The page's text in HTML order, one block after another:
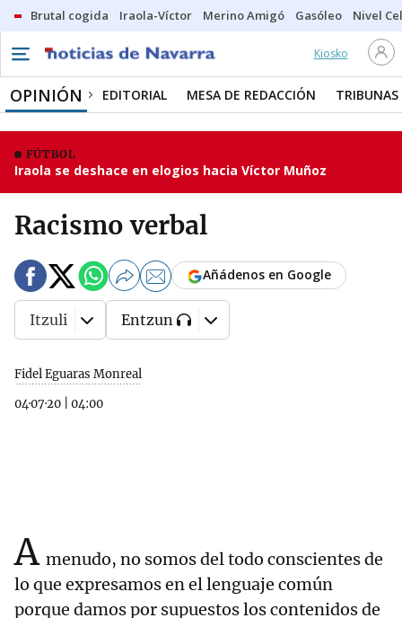
Brutal cogida Iraola-Víctor Merino Amigó Gasóleo Nivel
Kiosko
OPINIÓN EDITORIAL MESA DE REDACCIÓN TRIBUNAS
FÚTBOL
Iraola se deshace en elogios hacia Víctor Muñoz
Racismo verbal
Fidel Eguaras Monreal
04·07·20
04:00
Añádenos en Google
Itzuli Entzun
A menudo, no somos del todo conscientes de
lo que expresamos en el lenguaje común
porque damos por supuestos los contenidos de